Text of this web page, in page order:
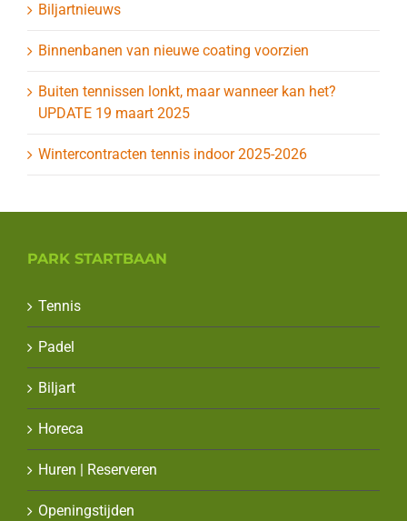
Biljartnieuws
Binnenbanen van nieuwe coating voorzien
Buiten tennissen lonkt, maar wanneer kan het?
UPDATE 19 maart 2025
Wintercontracten tennis indoor 2025-2026
PARK STARTBAAN
Tennis
Padel
Biljart
Horeca
Huren | Reserveren
Openingstijden